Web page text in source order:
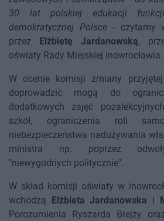
30 lat polskiej edukacji
demokratycznej Polsce- czytamy
przez Elżbietę Jardanowską,
oświaty Rady Miejskiej Inowrocławia.
W ocenie komisji zmiany
doprowadzić mogą do
dodatkowych zajęć
szkół, ograniczenia roli
niebezpieczeństwa nadużywania
ministra np. poprzez
"niewygodnych politycznie".
W skład komisji oświaty w
wchodzą Elżbieta Jardanowska i
Porozumienia Ryszarda Brejzy